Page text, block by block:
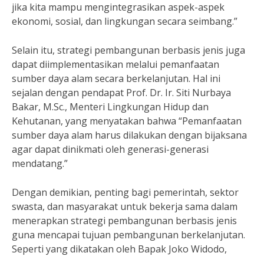
jika kita mampu mengintegrasikan aspek-aspek
ekonomi, sosial, dan lingkungan secara seimbang.”
Selain itu, strategi pembangunan berbasis jenis juga
dapat diimplementasikan melalui pemanfaatan
sumber daya alam secara berkelanjutan. Hal ini
sejalan dengan pendapat Prof. Dr. Ir. Siti Nurbaya
Bakar, M.Sc., Menteri Lingkungan Hidup dan
Kehutanan, yang menyatakan bahwa “Pemanfaatan
sumber daya alam harus dilakukan dengan bijaksana
agar dapat dinikmati oleh generasi-generasi
mendatang.”
Dengan demikian, penting bagi pemerintah, sektor
swasta, dan masyarakat untuk bekerja sama dalam
menerapkan strategi pembangunan berbasis jenis
guna mencapai tujuan pembangunan berkelanjutan.
Seperti yang dikatakan oleh Bapak Joko Widodo,